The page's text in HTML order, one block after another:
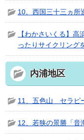
10、西国三十三ヵ所
【わかさいくる】
ったりサイクリング
内浦地区
11、五色山 セラピ
12、若狭の景勝「音